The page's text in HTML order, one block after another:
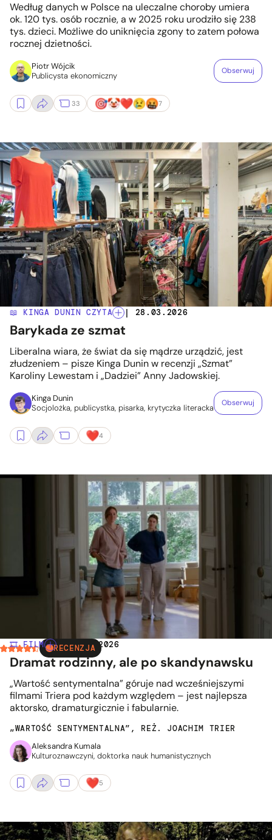
Według danych w Polsce na uleczalne choroby umiera
ok. 120 tys. osób rocznie, a w 2025 roku urodziło się 238
tys. dzieci. Możliwe do uniknięcia zgony to zatem połowa
rocznej dzietności.
Piotr Wójcik
Publicysta ekonomiczny
Obserwuj
33 7
📖 KINGA DUNIN CZYTA | 28.03.2026
Barykada ze szmat
Liberalna wiara, że świat da się mądrze urządzić, jest
złudzeniem – pisze Kinga Dunin w recenzji „Szmat”
Karoliny Lewestam i „Dadziei” Anny Jadowskiej.
Kinga Dunin
Socjolożka, publicystka, pisarka, krytyczka literacka
Obserwuj
4
RECENZJA
🎞️ FILM | 21.02.2026
Dramat rodzinny, ale po skandynawsku
„Wartość sentymentalna” góruje nad wcześniejszymi
filmami Triera pod każdym względem – jest najlepsza
aktorsko, dramaturgicznie i fabularnie.
„WARTOŚĆ SENTYMENTALNA”, REŻ. JOACHIM TRIER
Aleksandra Kumala
Kulturoznawczyni, doktorka nauk humanistycznych
5